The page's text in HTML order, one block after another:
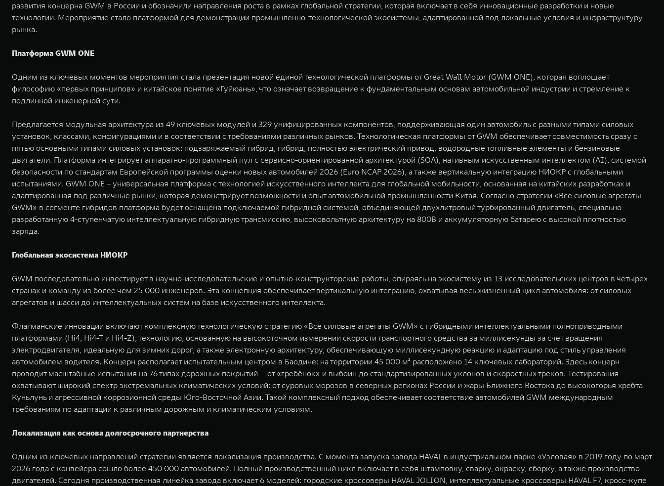
развития концерна GWM в России и обозначили направления роста в рамках глобальной стратегии, которая включает в себя инновационные разработки и новые
технологии. Мероприятие стало платформой для демонстрации промышленно-технологической экосистемы, адаптированной под локальные условия и инфраструктуру
рынка.
Платформа GWM ONE
Одним из ключевых моментов мероприятия стала презентация новой единой технологической платформы от Great Wall Motor (GWM ONE), которая воплощает
философию «первых принципов» и китайское понятие «Гуйюань», что означает возвращение к фундаментальным основам автомобильной индустрии и стремление к
подлинной инженерной сути.
Предлагается модульная архитектура из 49 ключевых модулей и 329 унифицированных компонентов, поддерживающая один автомобиль с разными типами силовых
установок, классами, конфигурациями и в соответствии с требованиями различных рынков. Технологическая платформы от GWM обеспечивает совместимость сразу с
пятью основными типами силовых установок: подзаряжаемый гибрид, гибрид, полностью электрический привод, водородные топливные элементы и бензиновые
двигатели. Платформа интегрирует аппаратно-программный пул с сервисно-ориентированной архитектурой (SOA), нативным искусственным интеллектом (AI), системой
безопасности по стандартам Европейской программы оценки новых автомобилей 2026 (Euro NCAP 2026), а также вертикальную интеграцию НИОКР с глобальными
испытаниями. GWM ONE – универсальная платформа с технологией искусственного интеллекта для глобальной мобильности, основанная на китайских разработках и
адаптированная под различные рынки, которая демонстрирует возможности и опыт автомобильной промышленности Китая. Согласно стратегии «Все силовые агрегаты
GWM» в сегменте гибридов платформа будет оснащена подключаемой гибридной системой, объединяющей двухлитровый турбированный двигатель, специально
разработанную 4-ступенчатую интеллектуальную гибридную трансмиссию, высоковольтную архитектуру на 800В и аккумуляторную батарею с высокой плотностью
заряда.
Глобальная экосистема НИОКР
GWM последовательно инвестирует в научно-исследовательские и опытно-конструкторские работы, опираясь на экосистему из 13 исследовательских центров в четырех
странах и команду из более чем 25 000 инженеров. Эта концепция обеспечивает вертикальную интеграцию, охватывая весь жизненный цикл автомобиля: от силовых
агрегатов и шасси до интеллектуальных систем на базе искусственного интеллекта.
Флагманские инновации включают комплексную технологическую стратегию «Все силовые агрегаты GWM» с гибридными интеллектуальными полноприводными
платформами (Hi4, Hi4-T и Hi4-Z), технологию, основанную на высокоточном измерении скорости транспортного средства за миллисекунды за счет вращения
электродвигателя, идеальную для зимних дорог, а также электронную архитектуру, обеспечивающую миллисекундную реакцию и адаптацию под стиль управления
автомобилем водителя. Концерн располагает испытательным центром в Баодине: на территории 45 000 м² расположено 14 ключевых лабораторий. Здесь концерн
проводит масштабные испытания на 76 типах дорожных покрытий — от «гребёнок» и выбоин до стандартизированных уклонов и скоростных треков. Тестирования
охватывают широкий спектр экстремальных климатических условий: от суровых морозов в северных регионах России и жары Ближнего Востока до высокогорья хребта
Куньлунь и агрессивной коррозионной среды Юго-Восточной Азии. Такой комплексный подход обеспечивает соответствие автомобилей GWM международным
требованиям по адаптации к различным дорожным и климатическим условиям.
Локализация как основа долгосрочного партнерства
Одним из ключевых направлений стратегии является локализация производства. С момента запуска завода HAVAL в индустриальном парке «Узловая» в 2019 году по март
2026 года с конвейера сошло более 450 000 автомобилей. Полный производственный цикл включает в себя штамповку, сварку, окраску, сборку, а также производство
двигателей. Сегодня производственная линейка завода включает 6 моделей: городские кроссоверы HAVAL JOLION, интеллектуальные кроссоверы HAVAL F7, кросс-купе